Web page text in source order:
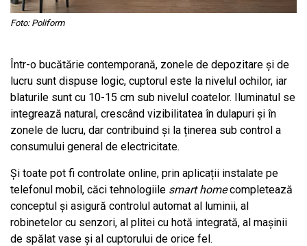
Foto: Poliform
Într-o bucătărie contemporană, zonele de depozitare și de
lucru sunt dispuse logic, cuptorul este la nivelul ochilor, iar
blaturile sunt cu 10-15 cm sub nivelul coatelor. Iluminatul se
integrează natural, crescând vizibilitatea în dulapuri și în
zonele de lucru, dar contribuind și la ținerea sub control a
consumului general de electricitate.
Și toate pot fi controlate online, prin aplicații instalate pe
telefonul mobil, căci tehnologiile smart homecompletează
conceptul și asigură controlul automat al luminii, al
robinetelor cu senzori, al plitei cu hotă integrată, al mașinii
de spălat vase și al cuptorului de orice fel.